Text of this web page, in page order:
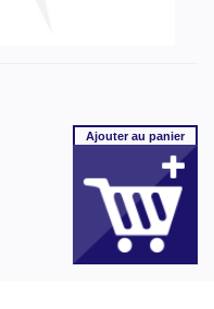
Ajouterau panier